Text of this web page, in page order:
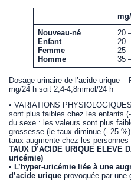
Nouveau-né
Enfant
Femme
Homme
20
20
25
35
Dosage urinaire de l’acide urique
mg/24 h soit 2,4-4,8mmol/24 h
• VARIATIONS
sont plus faibles chez les enfants
du sexe : les valeurs sont plus
grossesse (le taux diminue (- 25
taux augmente chez les personnes
TAUX D’ACIDE URIQUE ELEVE
uricémie)
•L’hyper-uricémie liée à une
d’acide urique provoquée par une